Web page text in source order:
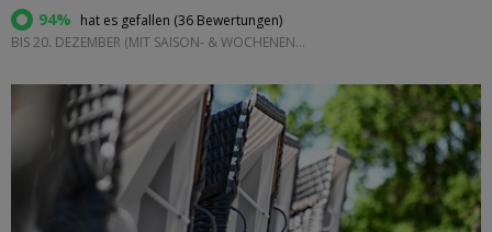
94% hat es gefallen (36 Bewertungen)
BIS 20. DEZEMBER (MIT SAISON- & WOCHENEND-AUFPREIS)